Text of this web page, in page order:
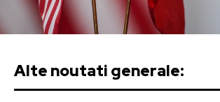
Alte noutati generale: